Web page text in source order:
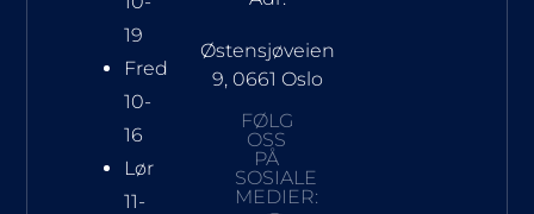
19
Fred
10-
16
Lør
11-
Østensjøveien
9, 0661 Oslo
FØLG
OSS
PÅ
SOSIALE
MEDIER: